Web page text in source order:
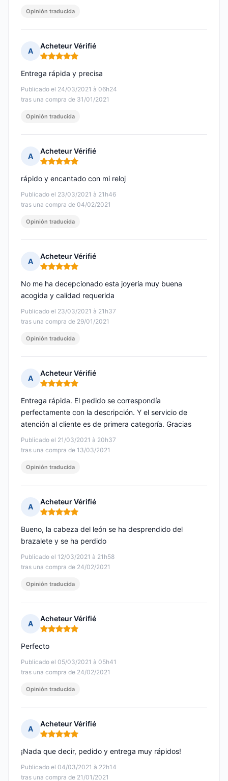
Opinión traducida
A
Acheteur Vérifié
Nota: 5 de 5
Publicado el 24/03/2021 à 06h24
tras una compra de 31/01/2021
Entrega rápida y precisa
Opinión traducida
A
Acheteur Vérifié
Nota: 5 de 5
Publicado el 23/03/2021 à 21h46
tras una compra de 04/02/2021
rápido y encantado con mi reloj
Opinión traducida
A
Acheteur Vérifié
Nota: 5 de 5
Publicado el 23/03/2021 à 21h37
tras una compra de 29/01/2021
No me ha decepcionado esta joyería muy buena
acogida y calidad requerida
Opinión traducida
A
Acheteur Vérifié
Nota: 5 de 5
Publicado el 21/03/2021 à 20h37
tras una compra de 13/03/2021
Entrega rápida. El pedido se correspondía
perfectamente con la descripción. Y el servicio de
atención al cliente es de primera categoría. Gracias
Opinión traducida
A
Acheteur Vérifié
Nota: 5 de 5
Publicado el 12/03/2021 à 21h58
tras una compra de 24/02/2021
Bueno, la cabeza del león se ha desprendido del
brazalete y se ha perdido
Opinión traducida
A
Acheteur Vérifié
Nota: 5 de 5
Publicado el 05/03/2021 à 05h41
tras una compra de 24/02/2021
Perfecto
Opinión traducida
A
Acheteur Vérifié
Nota: 5 de 5
Publicado el 04/03/2021 à 22h14
tras una compra de 21/01/2021
¡Nada que decir, pedido y entrega muy rápidos!